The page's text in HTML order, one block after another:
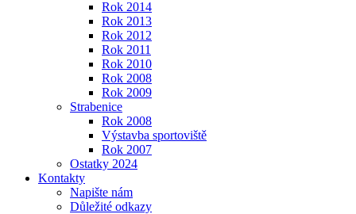
Rok 2014
Rok 2013
Rok 2012
Rok 2011
Rok 2010
Rok 2008
Rok 2009
Strabenice
Rok 2008
Výstavba sportoviště
Rok 2007
Ostatky 2024
Kontakty
Napište nám
Důležité odkazy